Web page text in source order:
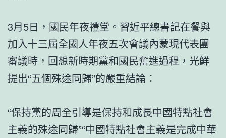
3月5日，國民年夜禮堂。習近平總書記在餐與
加入十三屆全國人年夜五次會議內蒙現代表團
審議時，回想新時期黨和國民奮進過程，光鮮
提出“五個殊途同歸”的嚴重結論：
“保持黨的周全引導是保持和成長中國特點社會
主義的殊途同歸”“中國特點社會主義是完成中華